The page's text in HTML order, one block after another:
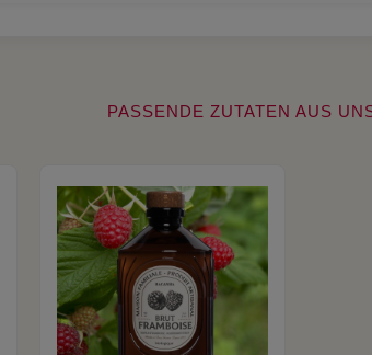
PASSENDE ZUTATEN AUS